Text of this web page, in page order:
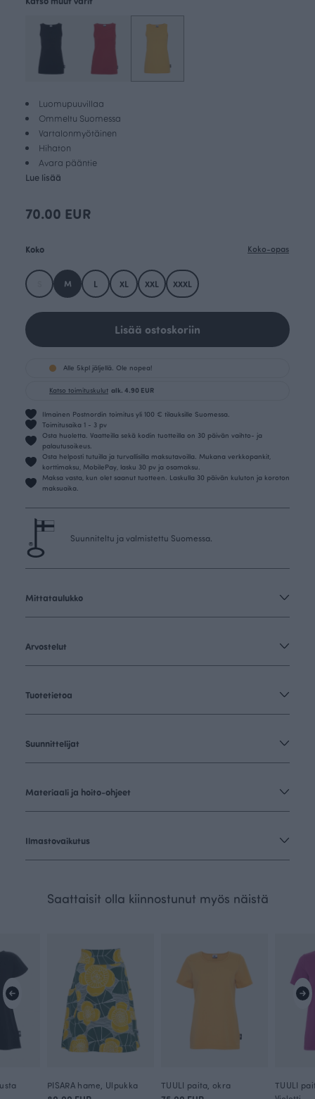
Luomupuuvillaa
Ommeltu Suomessa
Vartalonmyötäinen
Hihaton
Avara pääntie
Lue lisää
70.00 EUR
Koko Koko-opas
M L XL XXL XXXL
Lisää ostoskoriin
Alle 5kpl jäljellä. Ole nopea!
Katso toimituskulut alk. 4.90 EUR
Ilmainen Postnordin toimitus yli 100 € tilauksille Suomessa.
Toimitusaika 1 - 3 pv
Osta huoletta. Vaatteilla sekä kodin tuotteilla on 30 päivän vaihto- ja
palautusoikeus.
Osta helposti tutuilla ja turvallisilla maksutavoilla. Mukana verkkopankit,
korttimaksu, MobilePay, lasku 30 pv ja osamaksu.
Maksa vasta, kun olet saanut tuotteen. Laskulla 30 päivän kuluton ja koroton
maksuaika.
Suunniteltu ja valmistettu Suomessa.
Mittataulukko
Arvostelut
Tuotetietoa
Suunnittelijat
Materiaali ja hoito-ohjeet
Ilmastovaikutus
Saattaisit olla kiinnostunut myös näistä
PISARA hame, Ulpukka TUULI paita, okra
TUULI